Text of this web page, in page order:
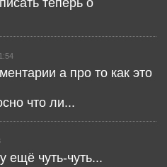
а про то как это
что ли...
ещё чуть-чуть...